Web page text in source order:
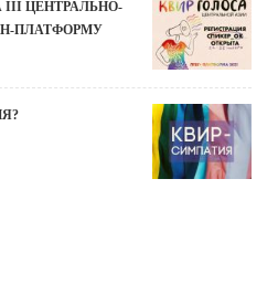
III ЦЕНТРАЛЬНО-
ПЛАТФОРМУ